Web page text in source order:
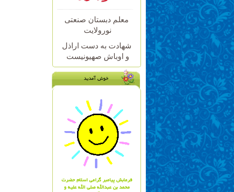
معلم دبستان صنعتی
نورولایت
شهادت به دست اراذل
و اوباش صهیونیست
خوش آمدید
فرمابش پیامبر گرامی اسلام حضرت
محمد بن عبدالله صلی الله علیه و